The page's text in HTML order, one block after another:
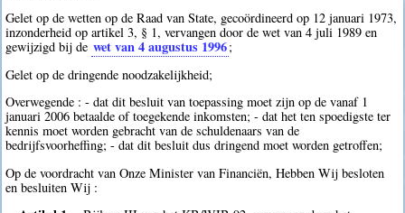
Gelet op de wetten op de Raad van State, gecoördineerd op 12 januari 1973,
inzonderheid op artikel 3, § 1, vervangen door de wet van 4 juli 1989 en
gewijzigd bij de wet van 4 augustus 1996;
Gelet op de dringende noodzakelijkheid;
Overwegende : - dat dit besluit van toepassing moet zijn op de vanaf 1
januari 2006 betaalde of toegekende inkomsten; - dat het ten spoedigste ter
kennis moet worden gebracht van de schuldenaars van de
bedrijfsvoorheffing; - dat dit besluit dus dringend moet worden getroffen;
Op de voordracht van Onze Minister van Financiën, Hebben Wij besloten
en besluiten Wij :